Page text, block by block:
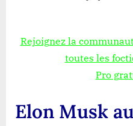
Rejoignez la
toutes les
Pro
Elon Musk